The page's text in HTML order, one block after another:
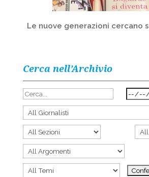
Le nuove generazioni cercano
Cerca nell’Archivio